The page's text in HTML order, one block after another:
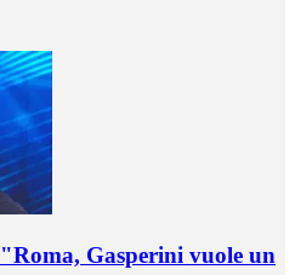
Gasperini vuole un